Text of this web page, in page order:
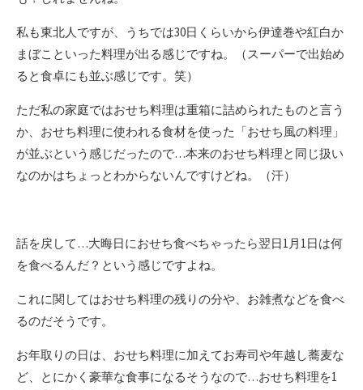
私も東北人ですが、うちでは30日くらいから伊達巻や紅白か
まぼこといった料理が出る感じですね。（スーパーで出始め
ると食卓にも並ぶ感じです。笑）
ただ私の家庭ではおせち料理は重箱に詰められたものと言う
か、おせち料理に使われる食材を使った「おせち風の料理」
が並ぶという感じだったので…本来のおせち料理と同じ扱い
なのかはちょっとわからないんですけどね。（汗）
話を戻して…大晦日におせち食べちゃったら翌日1月1日は何
を食べるんだ？という感じですよね。
これに関してはおせち料理の残りの分や、お雑煮などを食べ
るのだそうです。
お年取りの日は、おせち料理に加えてお寿司や年越し蕎麦な
ど、とにかく豪華な食事になるそうなので…おせち料理を1